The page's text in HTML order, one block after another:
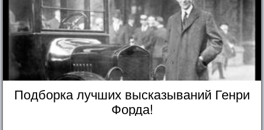
Подборка лучших высказываний Генри
Форда!